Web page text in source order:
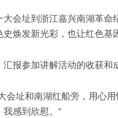
会址到浙江嘉兴南湖革
焕发新光彩，也让红色基
报参加讲解活动的收获和
址和南湖红船旁，用心
感到欣慰。”